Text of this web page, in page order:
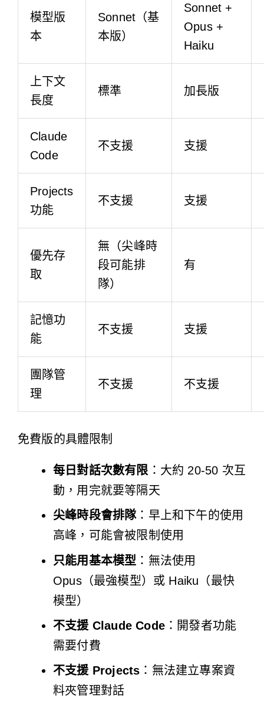
模型版
本
Sonnet（基
本版）
Sonnet +
Opus +
Haiku
上下文
長度
標準 加長版
Claude
Code
不支援 支援
Projects
功能
不支援 支援
優先存
取
無（尖峰時
段可能排
隊）
有
記憶功
能
不支援 支援
團隊管
理
不支援 不支援
免費版的具體限制
每日對話次數有限 ：大約 20-50 次互
動，用完就要等隔天
尖峰時段會排隊：早上和下午的使用
高峰，可能會被限制使用
只能用基本模型 ：無法使用
Opus（最強模型）或 Haiku（最快
模型）
不支援 Claude Code ：開發者功能
需要付費
不支援 Projects ：無法建立專案資
料夾管理對話